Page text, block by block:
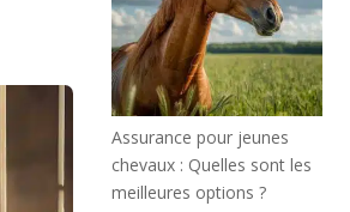
Assurance pour jeunes
chevaux : Quelles sont les
meilleures options ?